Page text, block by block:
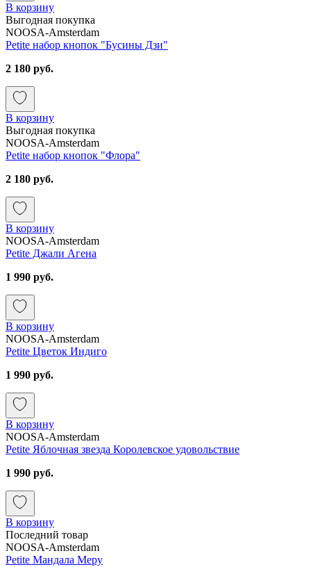
В корзину
Выгодная покупка
NOOSA-Amsterdam
Petite набор кнопок "Бусины Дзи"
2 180 руб.
В корзину
Выгодная покупка
NOOSA-Amsterdam
Petite набор кнопок "Флора"
2 180 руб.
В корзину
NOOSA-Amsterdam
Petite Джали Агена
1 990 руб.
В корзину
NOOSA-Amsterdam
Petite Цветок Индиго
1 990 руб.
В корзину
NOOSA-Amsterdam
Petite Яблочная звезда Королевское удовольствие
1 990 руб.
В корзину
Последний товар
NOOSA-Amsterdam
Petite Мандала Меру